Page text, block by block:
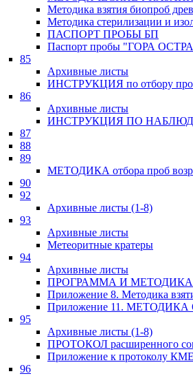
Методика взятия биопроб
Методика стерилизации и
ПАСПОРТ ПРОБЫ БП
Паспорт пробы "ГОРА
85
Архивные листы
ИНСТРУКЦИЯ по отбору проб
86
Архивные листы
ИНСТРУКЦИЯ ПО
87
88
89
МЕТОДИКА отбора проб
90
92
Архивные листы (1-8)
93
Архивные листы
Метеоритные кратеры
94
Архивные листы
ПРОГРАММА И
Приложение 8. Методика
Приложение 11.
95
Архивные листы (1-8)
ПРОТОКОЛ расширенного
Приложение к протоколу
96